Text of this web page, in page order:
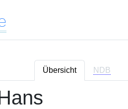
Übersicht NDB